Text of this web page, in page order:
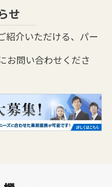
せ
紹介いただける、パー
お問い合わせくださ